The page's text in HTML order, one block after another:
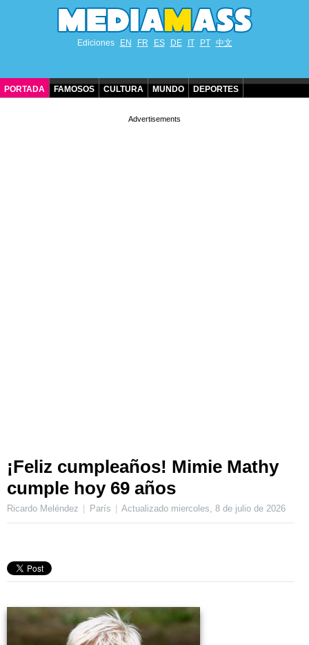
Ediciones EN FR ES DE IT PT 中文
PORTADA FAMOSOS CULTURA MUNDO DEPORTES
¡Feliz cumpleaños! Mimie Mathy
cumple hoy 69 años
Ricardo Meléndez París Actualizado miercoles, 8 de julio de 2026